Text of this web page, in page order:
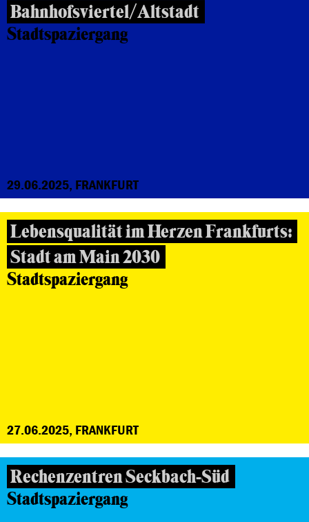
Bahnhofsviertel/Altstadt
Stadtspaziergang
29.06.2025, FRANKFURT
Lebensqualität im Herzen Frankfurts:
Stadt am Main 2030
Stadtspaziergang
27.06.2025, FRANKFURT
Rechenzentren Seckbach-Süd
Stadtspaziergang